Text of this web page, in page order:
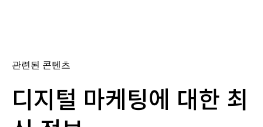
관련된 콘텐츠
디지털 마케팅에 대한 최